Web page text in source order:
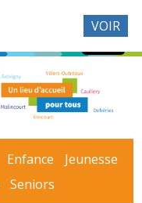
Enfance
Jeunesse
Seniors
VOIR